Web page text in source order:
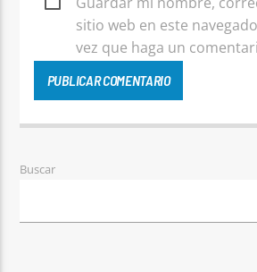
sitio web en este
vez que haga un
Buscar